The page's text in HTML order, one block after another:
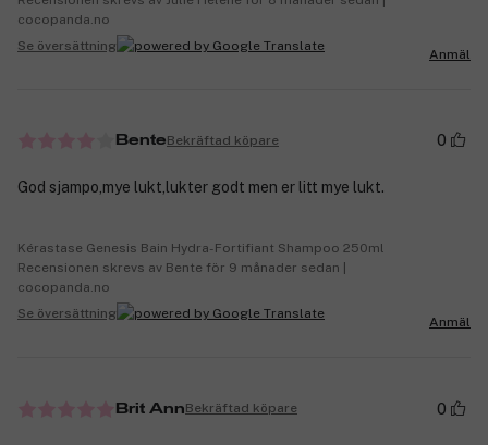
cocopanda.no
Se översättning
Anmäl
BenteBekräftad köpare 0
God sjampo,mye lukt,lukter godt men er litt mye lukt.
Kérastase Genesis Bain Hydra-Fortifiant Shampoo 250ml
Recensionen skrevs av Bente för 9 månader sedan |
cocopanda.no
Se översättning
Anmäl
Brit AnnBekräftad köpare 0